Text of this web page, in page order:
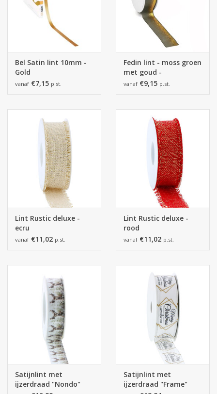
Bel Satin lint 10mm -
Gold
vanaf €7,15 p.st.
Fedin lint - moss groen
met goud -
25mmx15m
vanaf €9,15 p.st.
Lint Rustic deluxe -
ecru
vanaf €11,02 p.st.
Lint Rustic deluxe -
rood
vanaf €11,02 p.st.
Satijnlint met
ijzerdraad "Nondo"
Satijnlint met
ijzerdraad "Frame"